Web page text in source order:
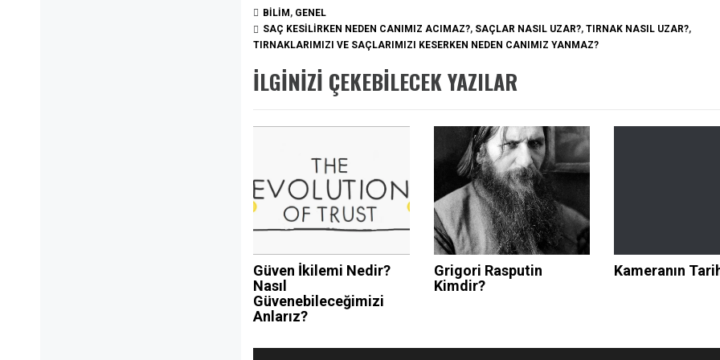
BILIM, GENEL
SAÇ KESILIRKEN NEDEN CANIMIZ ACIMAZ?, SAÇLAR NASIL UZAR?, TIRNAK NASIL UZAR?,
TIRNAKLARIMIZI VE SAÇLARIMIZI KESERKEN NEDEN CANIMIZ YANMAZ?
İLGINIZI ÇEKEBILECEK YAZILAR
Güven İkilemi Nedir?
Nasıl
Güvenebileceğimizi
Anlarız?
Grigori Rasputin
Kimdir?
Kameranın